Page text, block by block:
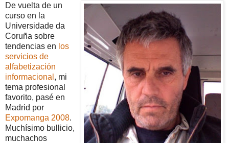
De vuelta de un
curso en la
Universidade da
Coruña sobre
tendencias en los
servicios de
alfabetización
informacional , mi
tema profesional
favorito, pasé en
Madrid por
Expomanga 2008.
Muchísimo bullicio,
muchachos